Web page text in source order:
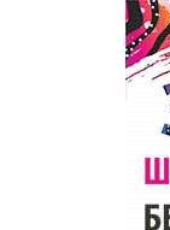
Популярное